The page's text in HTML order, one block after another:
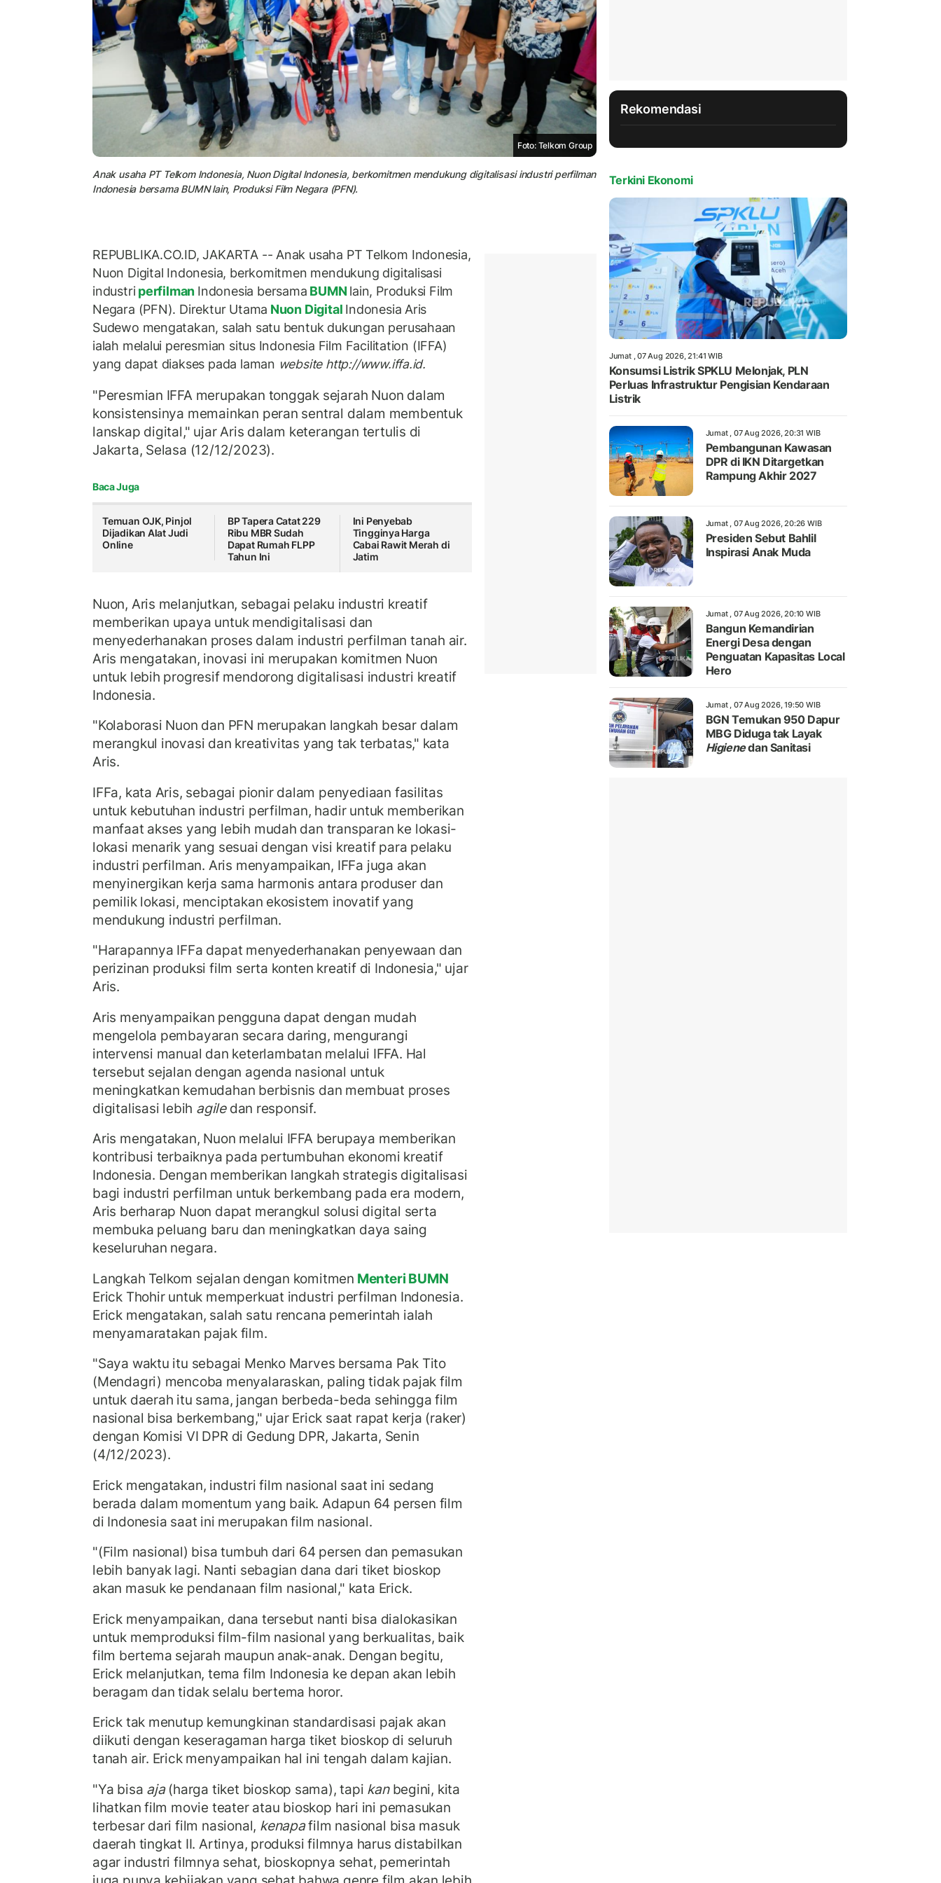
Foto: Telkom Group
Anak usaha PT Telkom Indonesia, Nuon Digital Indonesia, berkomitmen mendukung digitalisasi industri perfilman
Indonesia bersama BUMN lain, Produksi Film Negara (PFN).
REPUBLIKA.CO.ID, JAKARTA -- Anak usaha PT Telkom Indonesia,
Nuon Digital Indonesia, berkomitmen mendukung digitalisasi
industriperfilman Indonesia bersama BUMN lain, Produksi Film
Negara (PFN). Direktur Utama Nuon Digital Indonesia Aris
Sudewo mengatakan, salah satu bentuk dukungan perusahaan
ialah melalui peresmian situs Indonesia Film Facilitation (IFFA)
yang dapat diakses pada laman website http://www.iffa.id.
"Peresmian IFFA merupakan tonggak sejarah Nuon dalam
konsistensinya memainkan peran sentral dalam membentuk
lanskap digital," ujar Aris dalam keterangan tertulis di
Jakarta, Selasa (12/12/2023).
Baca Juga
Temuan OJK, Pinjol
Dijadikan Alat Judi
Online
BP Tapera Catat 229
Ribu MBR Sudah
Dapat Rumah FLPP
Tahun Ini
Ini Penyebab
Tingginya Harga
Cabai Rawit Merah di
Jatim
Nuon, Aris melanjutkan, sebagai pelaku industri kreatif
memberikan upaya untuk mendigitalisasi dan
menyederhanakan proses dalam industri perfilman tanah air.
Aris mengatakan, inovasi ini merupakan komitmen Nuon
untuk lebih progresif mendorong digitalisasi industri kreatif
Indonesia.
"Kolaborasi Nuon dan PFN merupakan langkah besar dalam
merangkul inovasi dan kreativitas yang tak terbatas," kata
Aris.
IFFa, kata Aris, sebagai pionir dalam penyediaan fasilitas
untuk kebutuhan industri perfilman, hadir untuk memberikan
manfaat akses yang lebih mudah dan transparan ke lokasi-
lokasi menarik yang sesuai dengan visi kreatif para pelaku
industri perfilman. Aris menyampaikan, IFFa juga akan
menyinergikan kerja sama harmonis antara produser dan
pemilik lokasi, menciptakan ekosistem inovatif yang
mendukung industri perfilman.
"Harapannya IFFa dapat menyederhanakan penyewaan dan
perizinan produksi film serta konten kreatif di Indonesia," ujar
Aris.
Aris menyampaikan pengguna dapat dengan mudah
mengelola pembayaran secara daring, mengurangi
intervensi manual dan keterlambatan melalui IFFA. Hal
tersebut sejalan dengan agenda nasional untuk
meningkatkan kemudahan berbisnis dan membuat proses
digitalisasi lebih agiledan responsif.
Aris mengatakan, Nuon melalui IFFA berupaya memberikan
kontribusi terbaiknya pada pertumbuhan ekonomi kreatif
Indonesia. Dengan memberikan langkah strategis digitalisasi
bagi industri perfilman untuk berkembang pada era modern,
Aris berharap Nuon dapat merangkul solusi digital serta
membuka peluang baru dan meningkatkan daya saing
keseluruhan negara.
Langkah Telkom sejalan dengan komitmen Menteri BUMN
Erick Thohir untuk memperkuat industri perfilman Indonesia.
Erick mengatakan, salah satu rencana pemerintah ialah
menyamaratakan pajak film.
"Saya waktu itu sebagai Menko Marves bersama Pak Tito
(Mendagri) mencoba menyalaraskan, paling tidak pajak film
untuk daerah itu sama, jangan berbeda-beda sehingga film
nasional bisa berkembang," ujar Erick saat rapat kerja (raker)
dengan Komisi VI DPR di Gedung DPR, Jakarta, Senin
(4/12/2023).
Erick mengatakan, industri film nasional saat ini sedang
berada dalam momentum yang baik. Adapun 64 persen film
di Indonesia saat ini merupakan film nasional.
"(Film nasional) bisa tumbuh dari 64 persen dan pemasukan
lebih banyak lagi. Nanti sebagian dana dari tiket bioskop
akan masuk ke pendanaan film nasional," kata Erick.
Erick menyampaikan, dana tersebut nanti bisa dialokasikan
untuk memproduksi film-film nasional yang berkualitas, baik
film bertema sejarah maupun anak-anak. Dengan begitu,
Erick melanjutkan, tema film Indonesia ke depan akan lebih
beragam dan tidak selalu bertema horor.
Erick tak menutup kemungkinan standardisasi pajak akan
diikuti dengan keseragaman harga tiket bioskop di seluruh
tanah air. Erick menyampaikan hal ini tengah dalam kajian.
"Ya bisa aja(harga tiket bioskop sama), tapi kanbegini, kita
lihatkan film movie teater atau bioskop hari ini pemasukan
terbesar dari film nasional, kenapafilm nasional bisa masuk
daerah tingkat II. Artinya, produksi filmnya harus distabilkan
agar industri filmnya sehat, bioskopnya sehat, pemerintah
Rekomendasi
Terkini Ekonomi
Jumat , 07 Aug 2026, 21:41 WIB
Konsumsi Listrik SPKLU Melonjak, PLN
Perluas Infrastruktur Pengisian Kendaraan
Listrik
Jumat , 07 Aug 2026, 20:31 WIB
Pembangunan Kawasan
DPR di IKN Ditargetkan
Rampung Akhir 2027
Jumat , 07 Aug 2026, 20:26 WIB
Presiden Sebut Bahlil
Inspirasi Anak Muda
Jumat , 07 Aug 2026, 20:10 WIB
Bangun Kemandirian
Energi Desa dengan
Penguatan Kapasitas Local
Hero
Jumat , 07 Aug 2026, 19:50 WIB
BGN Temukan 950 Dapur
MBG Diduga tak Layak
Higienedan Sanitasi